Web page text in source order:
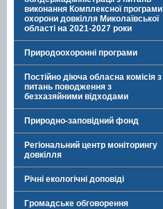
виконання Комплексної програми
охорони довкілля Миколаївської
області на 2021-2027 роки
Природоохоронні програми
Постійно діюча обласна комісія з
питань поводження з
безхазяйними відходами
Природно-заповідний фонд
Регіональний центр моніторингу
довкілля
Річні екологічні доповіді
Громадське обговорення